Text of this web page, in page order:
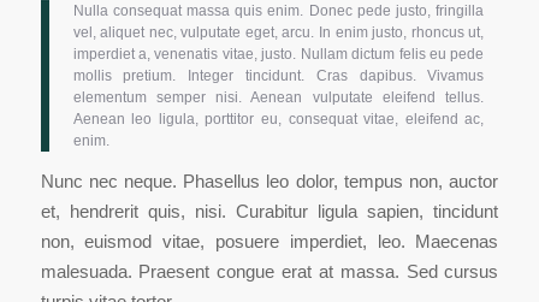
Nulla consequat massa quis enim. Donec pede justo, fringilla
vel, aliquet nec, vulputate eget, arcu. In enim justo, rhoncus ut,
imperdiet a, venenatis vitae, justo. Nullam dictum felis eu pede
mollis pretium. Integer tincidunt. Cras dapibus. Vivamus
elementum semper nisi. Aenean vulputate eleifend tellus.
Aenean leo ligula, porttitor eu, consequat vitae, eleifend ac,
enim.
Nunc nec neque. Phasellus leo dolor, tempus non, auctor
et, hendrerit quis, nisi. Curabitur ligula sapien, tincidunt
non, euismod vitae, posuere imperdiet, leo. Maecenas
malesuada. Praesent congue erat at massa. Sed cursus